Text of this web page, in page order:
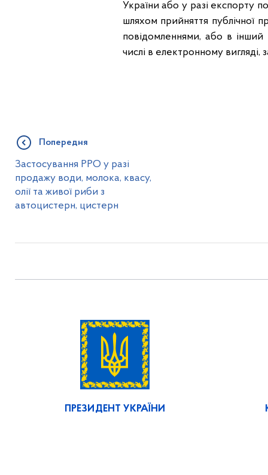
України або у разі експорту
шляхом прийняття публічної
повідомленнями, або в інший
числі в електронному вигляді,
Попередня
Застосування РРО у разі
продажу води, молока, квасу,
олії та живої риби з
автоцистерн, цистерн
ПРЕЗИДЕНТ УКРАЇНИ